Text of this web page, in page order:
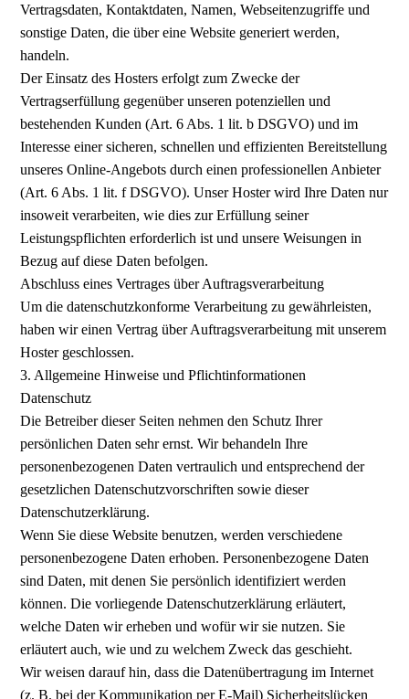
Vertragsdaten, Kontaktdaten, Namen, Webseitenzugriffe und
sonstige Daten, die über eine Website generiert werden,
handeln.
Der Einsatz des Hosters erfolgt zum Zwecke der
Vertragserfüllung gegenüber unseren potenziellen und
bestehenden Kunden (Art. 6 Abs. 1 lit. b DSGVO) und im
Interesse einer sicheren, schnellen und effizienten Bereitstellung
unseres Online-Angebots durch einen professionellen Anbieter
(Art. 6 Abs. 1 lit. f DSGVO). Unser Hoster wird Ihre Daten nur
insoweit verarbeiten, wie dies zur Erfüllung seiner
Leistungspflichten erforderlich ist und unsere Weisungen in
Bezug auf diese Daten befolgen.
Abschluss eines Vertrages über Auftragsverarbeitung
Um die datenschutzkonforme Verarbeitung zu gewährleisten,
haben wir einen Vertrag über Auftragsverarbeitung mit unserem
Hoster geschlossen.
3. Allgemeine Hinweise und Pflichtinformationen
Datenschutz
Die Betreiber dieser Seiten nehmen den Schutz Ihrer
persönlichen Daten sehr ernst. Wir behandeln Ihre
personenbezogenen Daten vertraulich und entsprechend der
gesetzlichen Datenschutzvorschriften sowie dieser
Datenschutzerklärung.
Wenn Sie diese Website benutzen, werden verschiedene
personenbezogene Daten erhoben. Personenbezogene Daten
sind Daten, mit denen Sie persönlich identifiziert werden
können. Die vorliegende Datenschutzerklärung erläutert,
welche Daten wir erheben und wofür wir sie nutzen. Sie
erläutert auch, wie und zu welchem Zweck das geschieht.
Wir weisen darauf hin, dass die Datenübertragung im Internet
(z. B. bei der Kommunikation per E-Mail) Sicherheitslücken